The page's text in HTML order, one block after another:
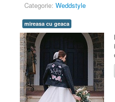
Categorie: Weddstyle
mireasa cu geaca